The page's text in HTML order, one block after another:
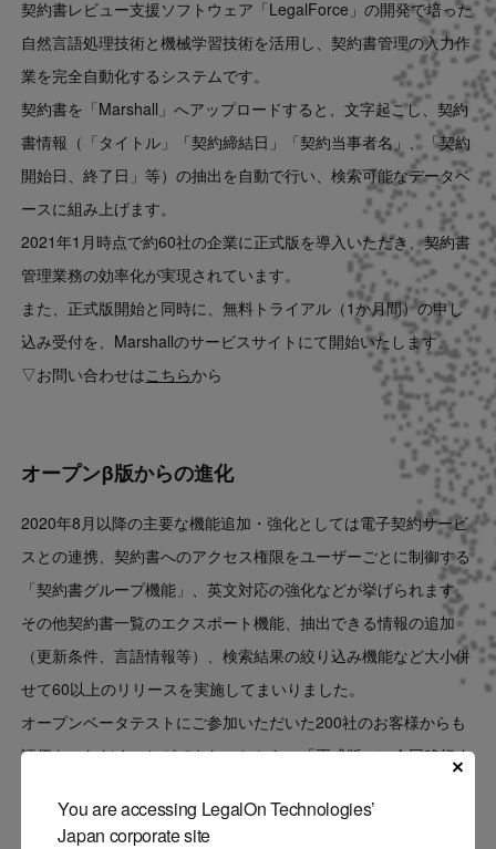
You are accessing LegalOn Technologies’
Japan corporate site
契約書レビュー支援ソフトウェア「LegalForce」の開発で培った
自然言語処理技術と機械学習技術を活用し、契約書管理の入力作
業を完全自動化するシステムです。
契約書を「Marshall」へアップロードすると、文字起こし、契約
書情報（「タイトル」「契約締結日」「契約当事者名」、「契約
開始日、終了日」等）の抽出を自動で行い、検索可能なデータベ
ースに組み上げます。
2021年1月時点で約60社の企業に正式版を導入いただき、契約書
管理業務の効率化が実現されています。
また、正式版開始と同時に、無料トライアル（1か月間）の申し
込み受付を、Marshallのサービスサイトにて開始いたします。
▽お問い合わせは こちらから
オープンβ版からの進化
2020年8月以降の主要な機能追加・強化としては電子契約サービ
スとの連携、契約書へのアクセス権限をユーザーごとに制御する
「契約書グループ機能」、英文対応の強化などが挙げられます。
その他契約書一覧のエクスポート機能、抽出できる情報の追加
（更新条件、言語情報等）、検索結果の絞り込み機能など大小併
せて60以上のリリースを実施してまいりました。
オープンベータテストにご参加いただいた200社のお客様からも
評価をいただくことができたことから、「正式版」に今回移行す